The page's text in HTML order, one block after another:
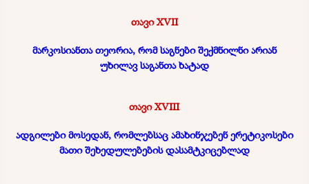
თავი XVII
მარკოსიანთა თეორია, რომ საგნები შექმნილნი არიან
უხილავ საგანთა ხატად
თავი XVIII
ადგილები მოსედან, რომლებსაც ამახინჯებენ ერეტიკოსები
მათი შეხედულებების დასამტკიცებლად